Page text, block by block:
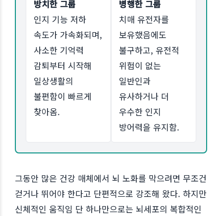
방치한 그룹
인지 기능 저하
속도가 가속화되며,
사소한 기억력
감퇴부터 시작해
일상생활의
불편함이 빠르게
찾아옴.
병행한 그룹
치매 유전자를
보유했음에도
불구하고, 유전적
위험이 없는
일반인과
유사하거나 더
우수한 인지
방어력을 유지함.
그동안 많은 건강 매체에서 뇌 노화를 막으려면 무조건
걷거나 뛰어야 한다고 단편적으로 강조해 왔다. 하지만
신체적인 움직임 단 하나만으로는 뇌세포의 복합적인